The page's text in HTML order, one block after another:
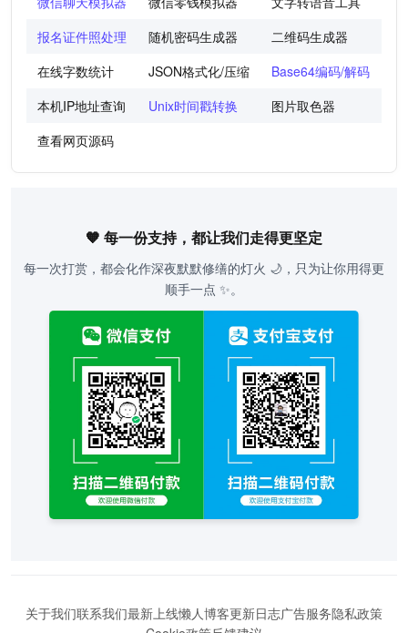
报名证件照处理
随机密码生成器 二维码生成器
在线字数统计
JSON格式化/压缩 Base64编码/解码
本机IP地址查询
Unix时间戳转换 图片取色器
查看网页源码
🧡 每一份支持，都让我们走得更坚定
每一次打赏，都会化作深夜默默修缮的灯火 🌙，只为让你用得更
顺手一点 ✨。
关于我们联系我们最新上线懒人博客更新日志广告服务隐私政策